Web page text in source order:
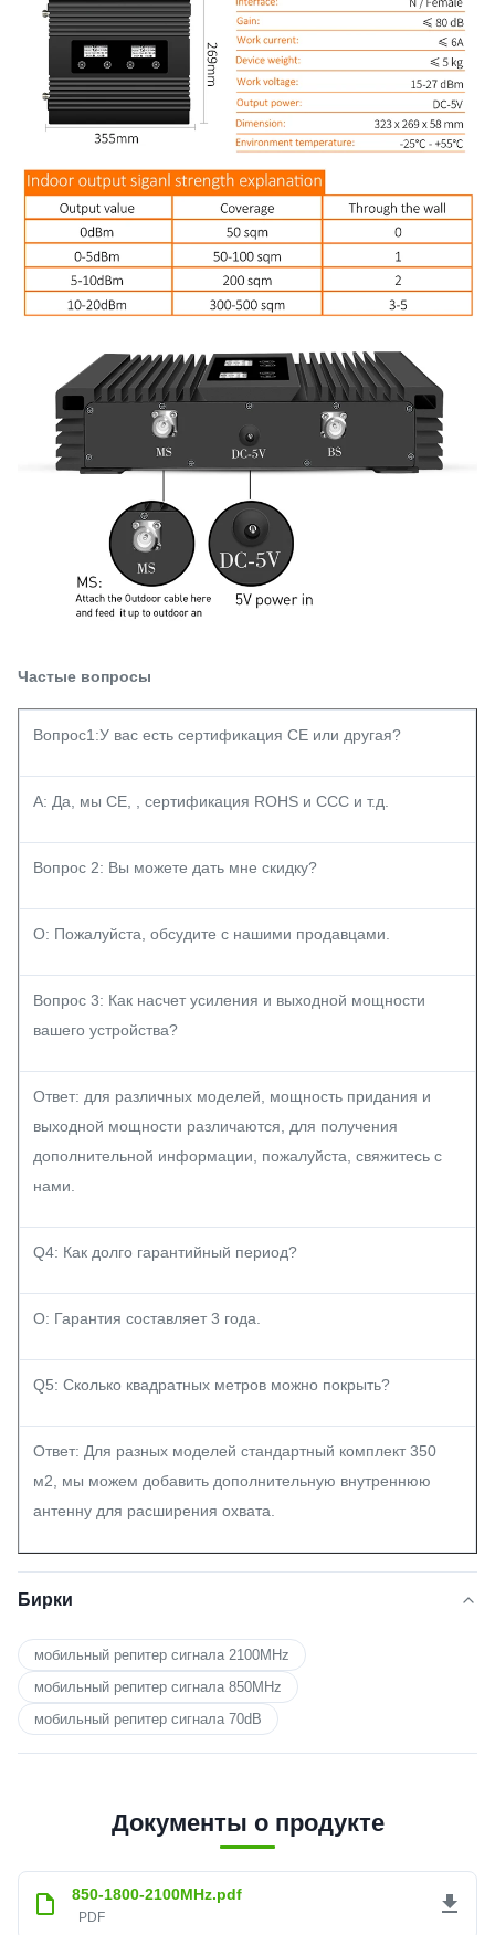
Частые вопросы
Вопрос1:У вас есть сертификация CE или другая?
А: Да, мы CE, , сертификация ROHS и CCC и т.д.
Вопрос 2: Вы можете дать мне скидку?
О: Пожалуйста, обсудите с нашими продавцами.
Вопрос 3: Как насчет усиления и выходной мощности
вашего устройства?
Ответ: для различных моделей, мощность придания и
выходной мощности различаются, для получения
дополнительной информации, пожалуйста, свяжитесь с
нами.
Q4: Как долго гарантийный период?
О: Гарантия составляет 3 года.
Q5: Сколько квадратных метров можно покрыть?
Ответ: Для разных моделей стандартный комплект 350
м2, мы можем добавить дополнительную внутреннюю
антенну для расширения охвата.
Бирки
мобильный репитер сигнала 2100MHz
мобильный репитер сигнала 850MHz
мобильный репитер сигнала 70dB
Документы о продукте
850-1800-2100MHz.pdf
PDF